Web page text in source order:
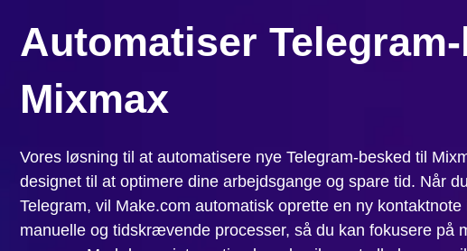
Automatiser
Mixmax
Vores løsning til at automatisere nye Telegram-besked til
designet til at optimere dine arbejdsgange og spare tid. Når
Telegram, vil Make.com automatisk oprette en ny
manuelle og tidskrævende processer, så du kan fokusere på